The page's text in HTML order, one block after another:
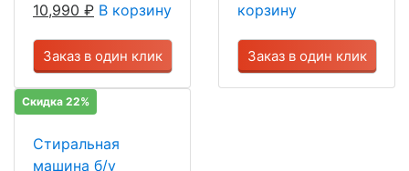
10,990 ₽ В корзину
Заказ в один клик
корзину
Заказ в один клик
Скидка 22%
Стиральная
машина б/у